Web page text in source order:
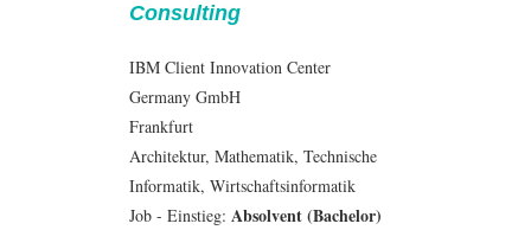
Consulting
IBM Client Innovation Center
Germany GmbH
Frankfurt
Architektur, Mathematik, Technische
Informatik, Wirtschaftsinformatik
Job - Einstieg: Absolvent (Bachelor)